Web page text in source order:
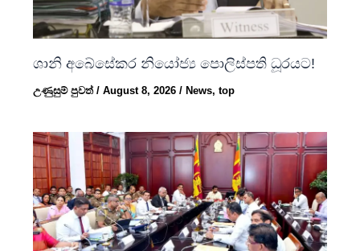
ශානි අබේසේකර නියෝජ්‍ය පොලිස්පති ධූරයට!
උණුසුම් පුවත්/August 8, 2026/News,top